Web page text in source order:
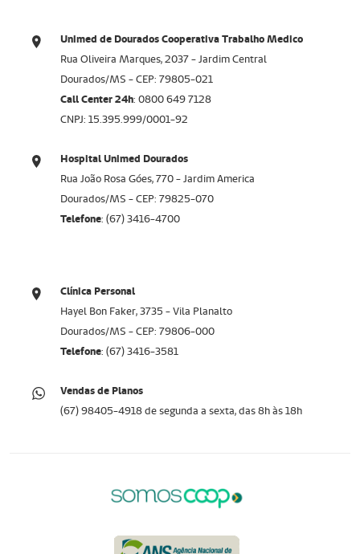
Unimed de Dourados Cooperativa Trabalho Medico
Rua Oliveira Marques, 2037 - Jardim Central
Dourados/MS - CEP: 79805-021
Call Center 24h: 0800 649 7128​​​​​​​
CNPJ: 15.395.999/0001-92
Hospital Unimed Dourados
Rua João Rosa Góes, 770 - Jardim America
Dourados/MS - CEP: 79825-070
Telefone: (67) 3416-4700
Clínica Personal
Hayel Bon Faker, 3735 - Vila Planalto
Dourados/MS - CEP: 79806-000​​​​​​​
Telefone: (67) 3416-3581
Vendas de Planos
(67) 98405-4918 de segunda a sexta, das 8h às 18h